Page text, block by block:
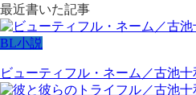
最近書いた記事
BL小説
ビューティフル・ネーム／古池十